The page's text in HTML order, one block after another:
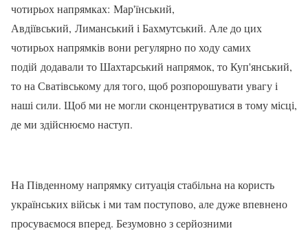
чотирьох напрямках: Мар'їнський,
Авдіївський, Лиманський і Бахмутський. Але до цих
чотирьох напрямків вони регулярно по ходу самих
подій додавали то Шахтарський напрямок, то Куп'янський,
то на Сватівському для того, щоб розпорошувати увагу і
наші сили. Щоб ми не могли сконцентруватися в тому місці,
де ми здійснюємо наступ.
На Південному напрямку ситуація стабільна на користь
українських військ і ми там поступово, але дуже впевнено
просуваємося вперед. Безумовно з серйозними